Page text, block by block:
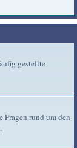
gestellte
Fragen rund um den